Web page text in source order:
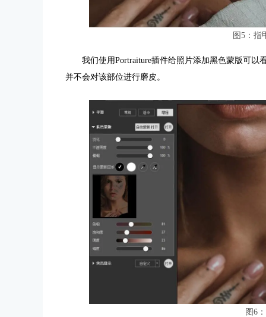
图5：指
我们使用Portraiture插件给照片添加黑色蒙版可以
并不会对该部位进行磨皮。
图6